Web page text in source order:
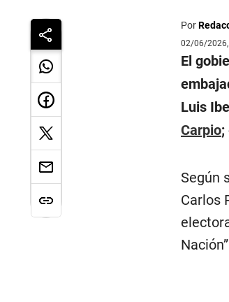
Por
02/06/
El
Luis
Carpio;
Según
Carlos